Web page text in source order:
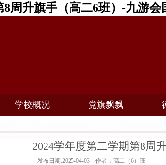
8周升旗手（高二6班）-九游会
学校概况 党旗飘飘
2024学年度第二学期第8周
发布日期:2025-04-03 作者：高二（6）班